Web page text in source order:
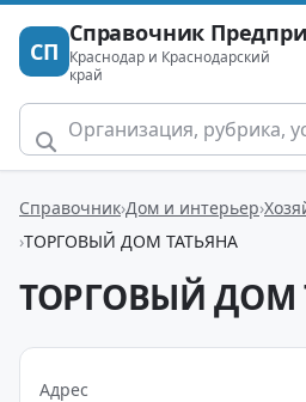
СП
Справочник
Краснодар и Краснодарский
край
Справочник Дом и интерьер
ТОРГОВЫЙ ДОМ ТАТЬЯНА
ТОРГОВЫЙ ДОМ
Адрес